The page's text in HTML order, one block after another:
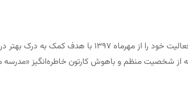
مجموعه آموزشی «عینکی» فعالیت خود را از مهرماه
از شخصیت منظم و باهوش کارتون خاطره‌انگیز